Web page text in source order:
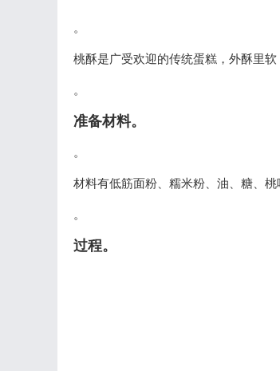
。
桃酥是广受欢迎的传统蛋糕，外酥里
。
准备材料。
。
材料有低筋面粉、糯米粉、油、糖、桃
。
过程。